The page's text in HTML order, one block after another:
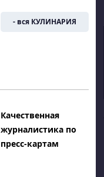
- вся КУЛИНАРИЯ
Качественная
журналистика по
пресс-картам